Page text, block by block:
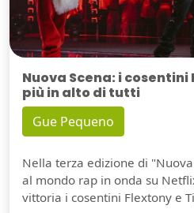
Nuova Scena: i
più in alto di tutti
Gue Pequeno
Nella terza edizione di
al mondo rap in onda su
vittoria i cosentini Flextony e